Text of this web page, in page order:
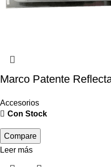
Marco Patente
Accesorios
Con Stock
Compare
Leer más